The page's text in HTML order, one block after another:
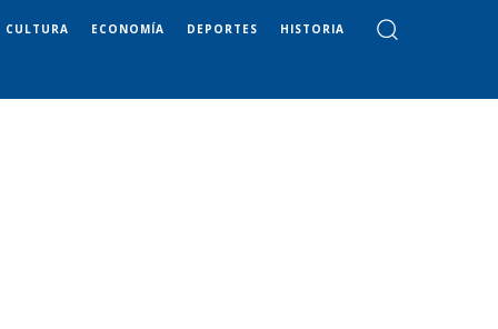
CULTURA ECONOMÍA DEPORTES HISTORIA